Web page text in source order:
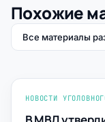
Похожие
Все материалы
НОВОСТИ